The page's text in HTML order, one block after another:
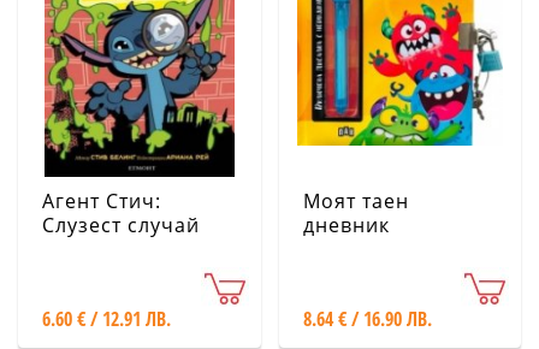
Агент Стич:
Слузест случай
6.60 € / 12.91 ЛВ.
Моят таен
дневник
8.64 € / 16.90 ЛВ.